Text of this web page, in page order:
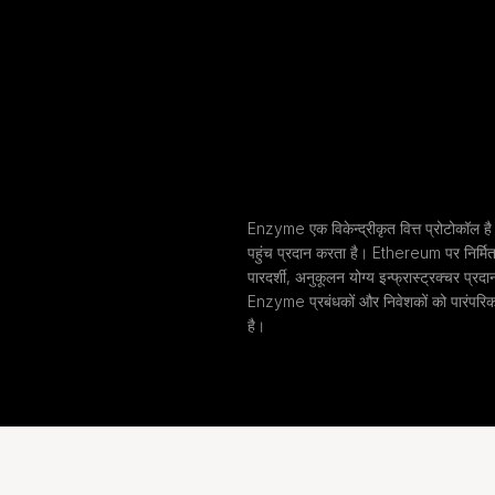
Enzyme एक विकेन्द्रीकृत वित्त
पहुंच प्रदान करता है। Ethereum पर
पारदर्शी, अनुकूलन योग्य इन्फ्रास्ट्रक्चर
Enzyme प्रबंधकों और निवेशकों को
है।